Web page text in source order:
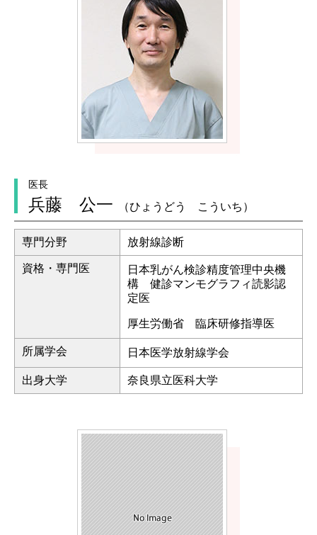
医長
兵藤 公一 （ひょうどう こういち）
専門分野 放射線診断
資格・専門医
日本乳がん検診精度管理中央機
構 健診マンモグラフィ読影認
定医
厚生労働省 臨床研修指導医
所属学会 日本医学放射線学会
出身大学 奈良県立医科大学